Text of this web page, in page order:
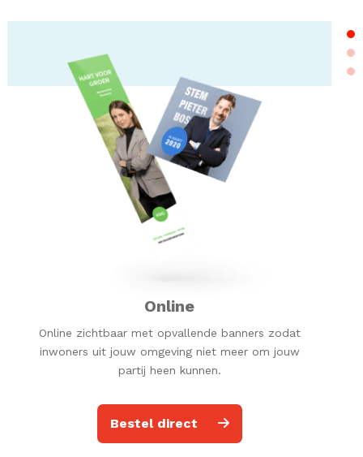
Online
Online zichtbaar met opvallende banners zodat
inwoners uit jouw omgeving niet meer om jouw
partij heen kunnen.
Bestel direct